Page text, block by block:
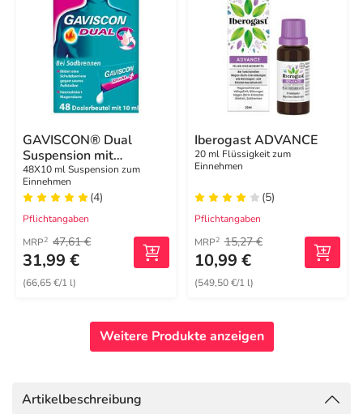
GAVISCON® Dual
Suspension mit
Zweifachwirkung gegen
Sodbrennen
48X10 ml Suspension zum
Einnehmen
(4)
Pflichtangaben
MRP2 47,61 €
31,99 €
(66,65 €/1 l)
Iberogast ADVANCE
20 ml Flüssigkeit zum
Einnehmen
(5)
Pflichtangaben
MRP2 15,27 €
10,99 €
(549,50 €/1 l)
Weitere Produkte anzeigen
Artikelbeschreibung